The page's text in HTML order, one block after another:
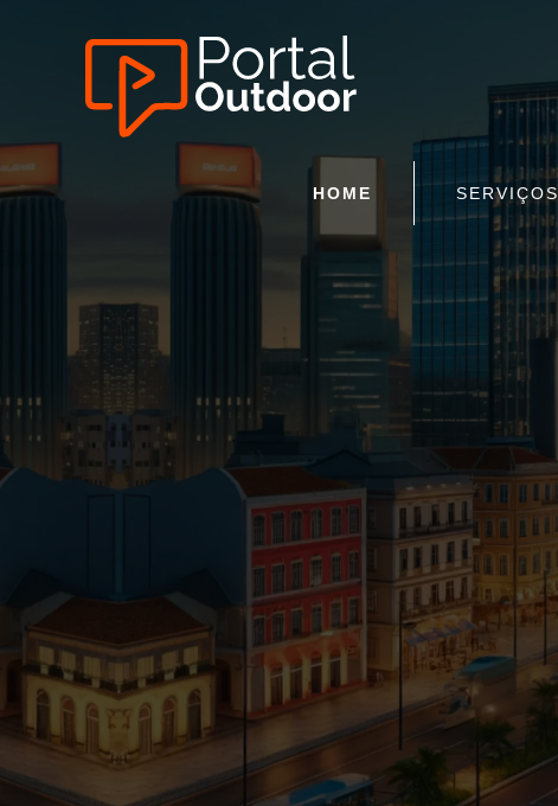
HOME SERVIÇOS